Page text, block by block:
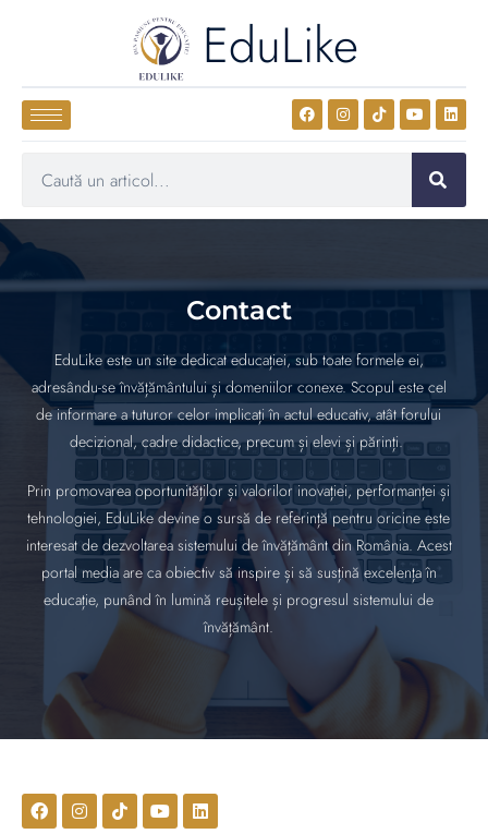
EduLike
Contact
EduLike este un site dedicat educației, sub toate formele ei,
adresându-se învățământului și domeniilor conexe. Scopul este cel
de informare a tuturor celor implicați în actul educativ, atât forului
decizional, cadre didactice, precum și elevi și părinți.
Prin promovarea oportunităților și valorilor inovației, performanței și
tehnologiei, EduLike devine o sursă de referință pentru oricine este
interesat de dezvoltarea sistemului de învățământ din România. Acest
portal media are ca obiectiv să inspire și să susțină excelența în
educație, punând în lumină reușitele și progresul sistemului de
învățământ.